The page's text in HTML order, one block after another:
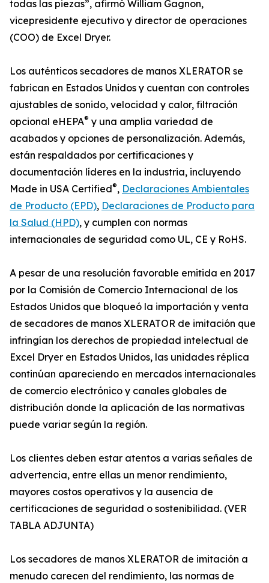
todas las piezas”, afirmó William Gagnon,
vicepresidente ejecutivo y director de operaciones
(COO) de Excel Dryer.
Los auténticos secadores de manos XLERATOR se
fabrican en Estados Unidos y cuentan con controles
ajustables de sonido, velocidad y calor, filtración
opcional eHEPA® y una amplia variedad de
acabados y opciones de personalización. Además,
están respaldados por certificaciones y
documentación líderes en la industria, incluyendo
Made in USA Certified®, Declaraciones Ambientales
de Producto (EPD), Declaraciones de Producto para
la Salud (HPD), y cumplen con normas
internacionales de seguridad como UL, CE y RoHS.
A pesar de una resolución favorable emitida en 2017
por la Comisión de Comercio Internacional de los
Estados Unidos que bloqueó la importación y venta
de secadores de manos XLERATOR de imitación que
infringían los derechos de propiedad intelectual de
Excel Dryer en Estados Unidos, las unidades réplica
continúan apareciendo en mercados internacionales
de comercio electrónico y canales globales de
distribución donde la aplicación de las normativas
puede variar según la región.
Los clientes deben estar atentos a varias señales de
advertencia, entre ellas un menor rendimiento,
mayores costos operativos y la ausencia de
certificaciones de seguridad o sostenibilidad. (VER
TABLA ADJUNTA)
Los secadores de manos XLERATOR de imitación a
menudo carecen del rendimiento, las normas de